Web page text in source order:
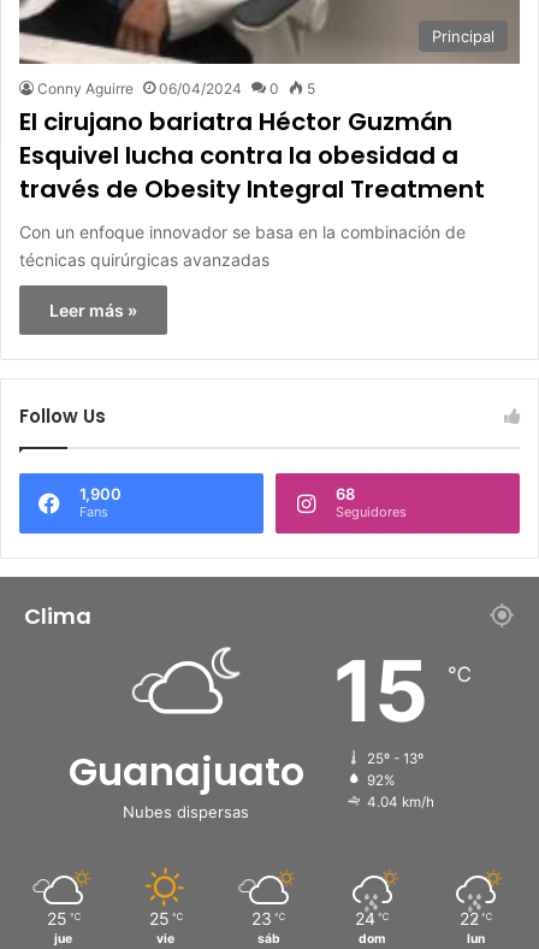
Principal
Conny Aguirre 06/04/2024 0 5
El cirujano bariatra Héctor Guzmán
Esquivel lucha contra la obesidad a
través de Obesity Integral Treatment
Con un enfoque innovador se basa en la combinación de
técnicas quirúrgicas avanzadas
Leer más »
Follow Us
1,900
Fans
68
Seguidores
Clima
Guanajuato
Nubes dispersas
15 ℃
25º - 13º
92%
4.04 km/h
25 ℃
jue
25 ℃
vie
23 ℃
sáb
24 ℃
dom
22 ℃
lun